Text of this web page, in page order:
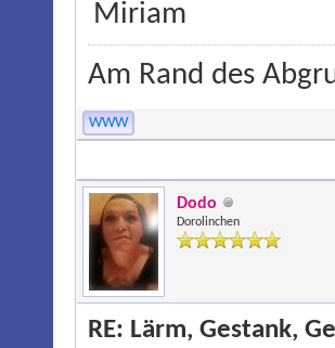
Miriam
Am Rand des
WWW
Dodo
Dorolinchen
RE: Lärm, Gestank,